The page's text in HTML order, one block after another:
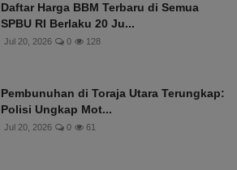
Daftar Harga BBM Terbaru di Semua
SPBU RI Berlaku 20 Ju...
Jul 20, 2026 0 128
Pembunuhan di Toraja Utara Terungkap:
Polisi Ungkap Mot...
Jul 20, 2026 0 61